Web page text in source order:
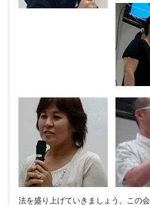
法を盛り上げていきましょう。この会